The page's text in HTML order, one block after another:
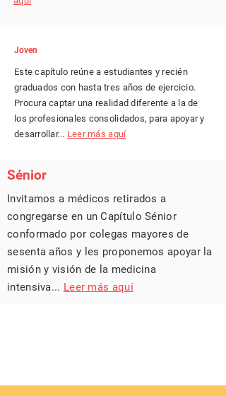
Joven
Este capítulo reúne a estudiantes y recién
graduados con hasta tres años de ejercicio.
Procura captar una realidad diferente a la de
los profesionales consolidados, para apoyar y
desarrollar... Leer más aquí
Sénior
Invitamos a médicos retirados a
congregarse en un Capítulo Sénior
conformado por colegas mayores de
sesenta años y les proponemos apoyar la
misión y visión de la medicina
intensiva... Leer más aquí